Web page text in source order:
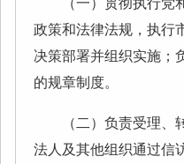
（一）贯彻执行党和
政策和法律法规，执行
决策部署并组织实施；
的规章制度。
（二）负责受理、转
法人及其他组织通过信